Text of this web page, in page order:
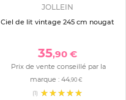
JOLLEIN
Ciel de lit vintage 245 cm nougat
35,90 €
Prix de vente conseillé par la
marque : 44,90 €
(1)